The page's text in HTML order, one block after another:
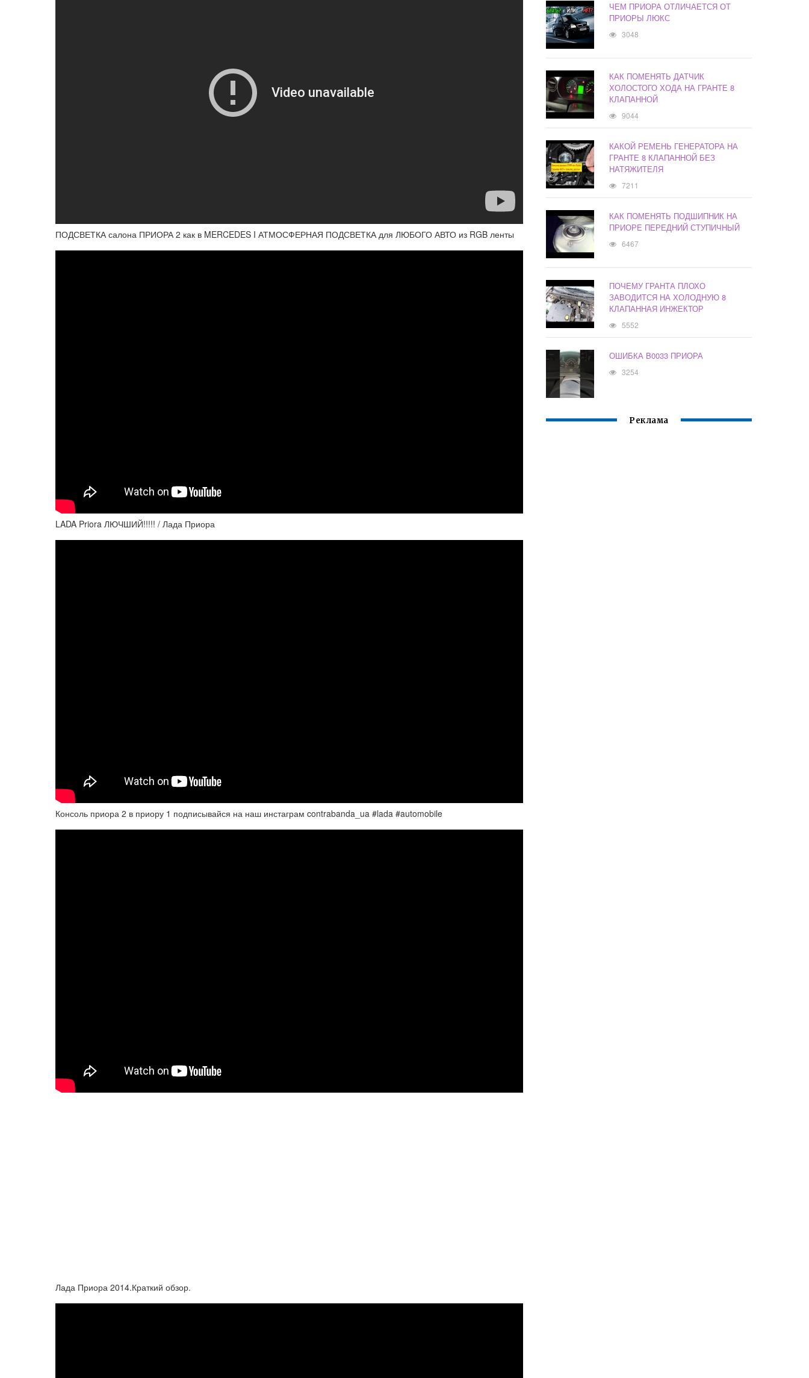
ПОДСВЕТКА салона ПРИОРА 2 как в MERCEDES I АТМОСФЕРНАЯ ПОДСВЕТКА для ЛЮБОГО АВТО из RGB ленты
LADA Priora ЛЮЧШИЙ!!!!! / Лада Приора
Консоль приора 2 в приору 1 подписывайся на наш инстаграм contrabanda_ua #lada #automobile
Лада Приора 2014.Краткий обзор.
ЧЕМ ПРИОРА ОТЛИЧАЕТСЯ ОТ
ПРИОРЫ ЛЮКС
3048
КАК ПОМЕНЯТЬ ДАТЧИК
ХОЛОСТОГО ХОДА НА ГРАНТЕ 8
КЛАПАННОЙ
9044
КАКОЙ РЕМЕНЬ ГЕНЕРАТОРА НА
ГРАНТЕ 8 КЛАПАННОЙ БЕЗ
НАТЯЖИТЕЛЯ
7211
КАК ПОМЕНЯТЬ ПОДШИПНИК НА
ПРИОРЕ ПЕРЕДНИЙ СТУПИЧНЫЙ
6467
ПОЧЕМУ ГРАНТА ПЛОХО
ЗАВОДИТСЯ НА ХОЛОДНУЮ 8
КЛАПАННАЯ ИНЖЕКТОР
5552
ОШИБКА B0033 ПРИОРА
3254
Реклама